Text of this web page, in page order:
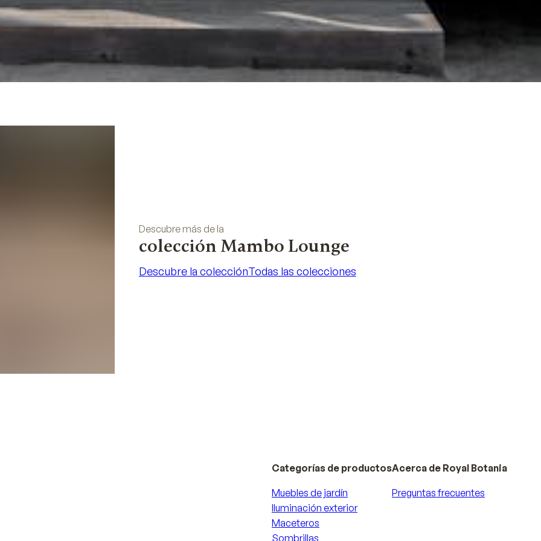
Descubre más de la
colección Mambo Lounge
Descubre la colecciónTodas las colecciones
Categorías de productos
Muebles de jardín
Iluminación exterior
Maceteros
Sombrillas
Acerca de Royal Botania
Preguntas frecuentes